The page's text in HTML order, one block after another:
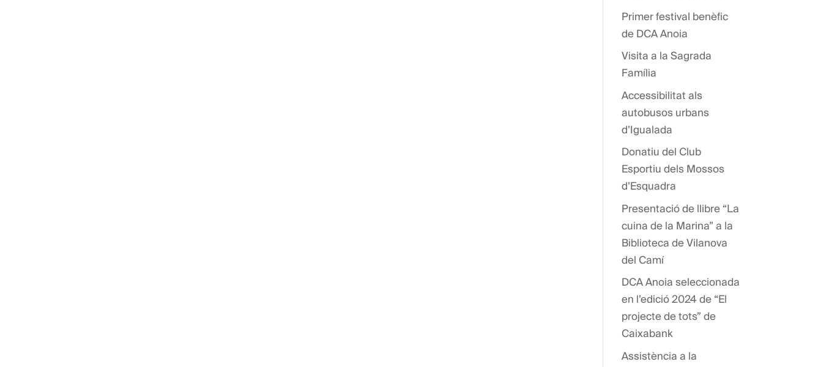
Primer festival benèfic
de DCA Anoia
Visita a la Sagrada
Família
Accessibilitat als
autobusos urbans
d’Igualada
Donatiu del Club
Esportiu dels Mossos
d’Esquadra
Presentació de llibre “La
cuina de la Marina” a la
Biblioteca de Vilanova
del Camí
DCA Anoia seleccionada
en l’edició 2024 de “El
projecte de tots” de
Caixabank
Assistència a la